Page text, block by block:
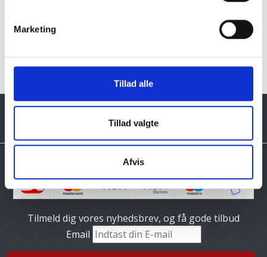
Marketing
Tillad alle
Tillad valgte
Afvis
Klik her for Fuglebad i granit oversigt
Tilmeld dig vores nyhedsbrev, og få gode tilbud
Email